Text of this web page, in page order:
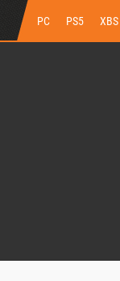
PC PS5 XBS